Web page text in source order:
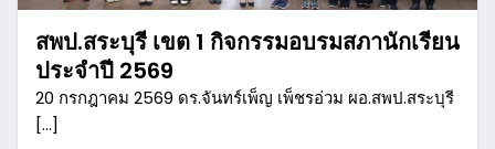
สพป.สระบุรี เขต 1 กิจกรรมอบรมสภานักเรียน
ประจำปี 2569
20 กรกฎาคม 2569 ดร.จันทร์เพ็ญ เพ็ชรอ่วม ผอ.สพป.สระบุรี
[…]